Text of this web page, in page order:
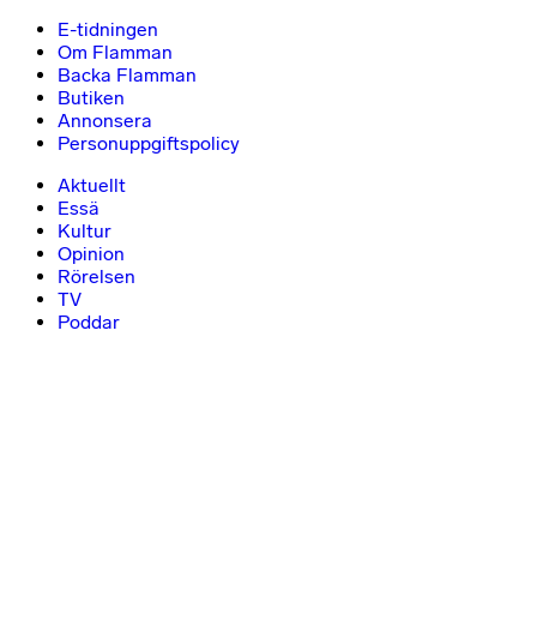
E-tidningen
Om Flamman
Backa Flamman
Butiken
Annonsera
Personuppgiftspolicy
Aktuellt
Essä
Kultur
Opinion
Rörelsen
TV
Poddar